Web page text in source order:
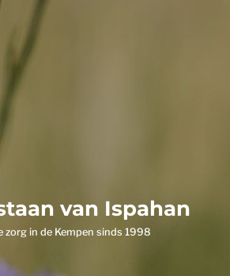
van Ispahan
zorg in de Kempen sinds 1998